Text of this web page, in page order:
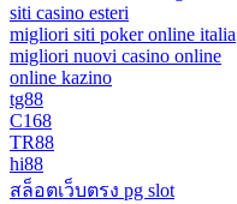
siti casino esteri
migliori siti poker online italia
migliori nuovi casino online
online kazino
tg88
C168
TR88
hi88
สล็อตเว็บตรง pg slot